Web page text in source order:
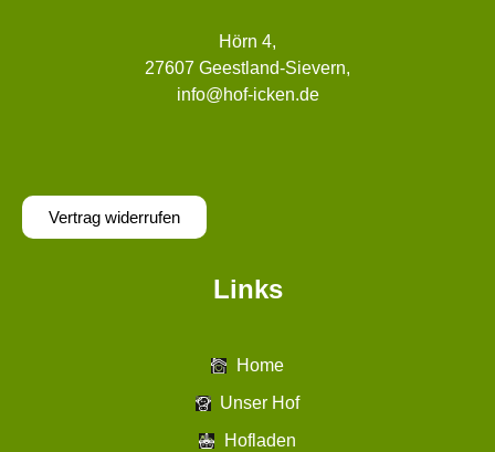
Hörn 4,
27607 Geestland-Sievern,
info@hof-icken.de
Vertrag widerrufen
Links
Home
Unser Hof
Hofladen